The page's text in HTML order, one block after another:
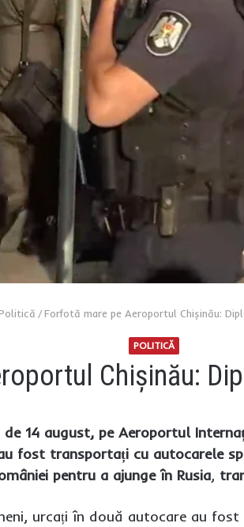
/ Forfotă mare pe Aeroportul Chișinău:
POLITICĂ
Chișinău:
14 august, pe Aeroportul
fost transportați cu autocarele
pentru a ajunge în Rusia,
urcați în două autocare au